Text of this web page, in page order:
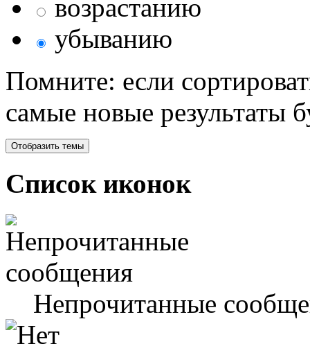
возрастанию
убыванию
Помните: если
самые новые результаты
Список иконок
Непрочитанные